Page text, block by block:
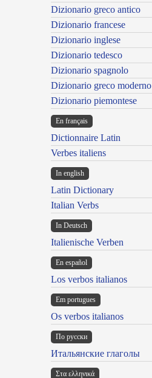
Dizionario greco antico
Dizionario francese
Dizionario inglese
Dizionario tedesco
Dizionario spagnolo
Dizionario greco moderno
Dizionario piemontese
En français
Dictionnaire Latin
Verbes italiens
In english
Latin Dictionary
Italian Verbs
In Deutsch
Italienische Verben
En español
Los verbos italianos
Em portugues
Os verbos italianos
По русски
Итальянские глаголы
Στα ελληνικά